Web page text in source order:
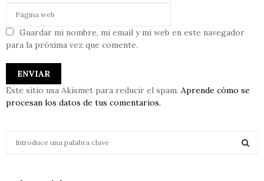
Guardar mi nombre, mi email y mi web en este navegador
para la próxima vez que comente.
Este sitio usa Akismet para reducir el spam. Aprende cómo se
procesan los datos de tus comentarios.